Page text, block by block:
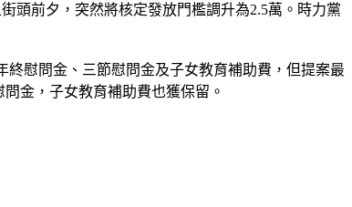
頭前夕，突然將核定發放門檻調升為2.5萬。時力黨
慰問金、三節慰問金及子女教育補助費，但提案最
金，子女教育補助費也獲保留。